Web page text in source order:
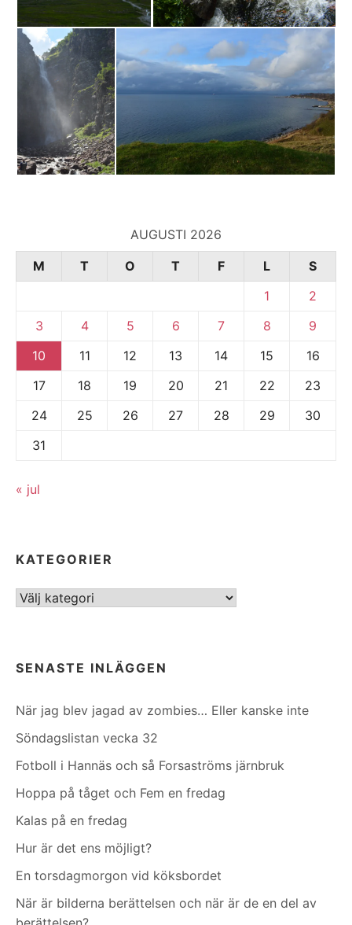
AUGUSTI 2026
M
T O T F L
S
1
2
3
4 5 6 7 8
9
10
11 12 13 14 15
16
17
18 19 20 21 22
23
24
25 26 27 28 29
30
31
« jul
KATEGORIER
Kategorier
SENASTE INLÄGGEN
När jag blev jagad av zombies… Eller kanske inte
Söndagslistan vecka 32
Fotboll i Hannäs och så Forsaströms järnbruk
Hoppa på tåget och Fem en fredag
Kalas på en fredag
Hur är det ens möjligt?
En torsdagmorgon vid köksbordet
När är bilderna berättelsen och när är de en del av